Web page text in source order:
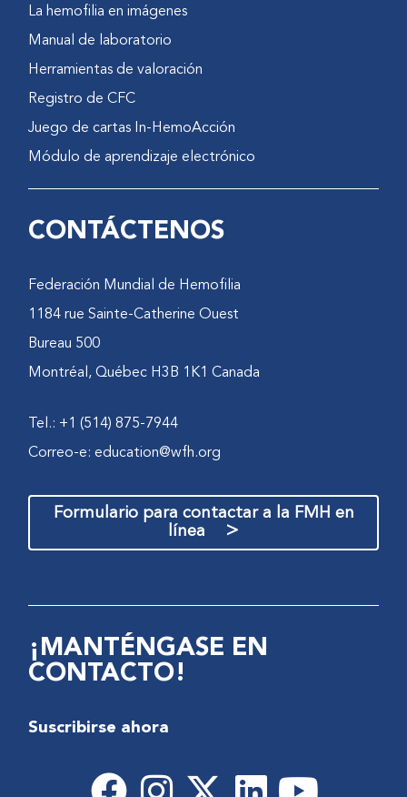
La hemofilia en imágenes
Manual de laboratorio
Herramientas de valoración
Registro de CFC
Juego de cartas In-HemoAcción
Módulo de aprendizaje electrónico
CONTÁCTENOS
Federación Mundial de Hemofilia
1184 rue Sainte-Catherine Ouest
Bureau 500
Montréal, Québec H3B 1K1 Canada
Tel.: +1 (514) 875-7944
Correo-e:education@wfh.org
Formulario para contactar a la FMH en
línea
>
¡MANTÉNGASE EN
CONTACTO!
Suscribirse ahora